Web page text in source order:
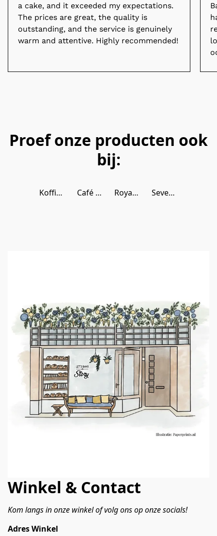
a cake, and it exceeded my expectations.
The prices are great, the quality is
outstanding, and the service is genuinely
warm and attentive. Highly recommended!
Proef onze producten ook
bij:
Koffie & Zo Café LABS Royal Delft Seven Hills
Winkel & Contact
Kom langs in onze winkel of volg ons op onze socials!
Adres Winkel